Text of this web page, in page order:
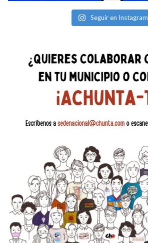
Seguir en Instagram